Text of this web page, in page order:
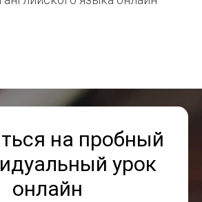
на пробный
урок
онлайн